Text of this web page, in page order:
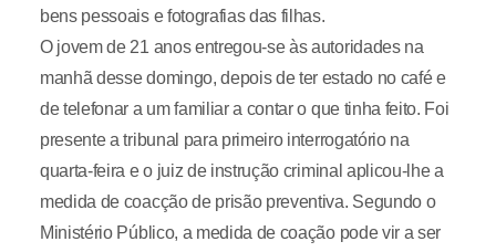
bens pessoais e fotografias das filhas.
O jovem de 21 anos entregou-se às autoridades na
manhã desse domingo, depois de ter estado no café e
de telefonar a um familiar a contar o que tinha feito. Foi
presente a tribunal para primeiro interrogatório na
quarta-feira e o juiz de instrução criminal aplicou-lhe a
medida de coacção de prisão preventiva. Segundo o
Ministério Público, a medida de coação pode vir a ser